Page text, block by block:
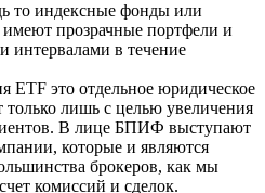
то индексные фонды или
прозрачные портфели и
интервалами в течение
ETF это отдельное юридическое
только лишь с целью увеличения
В лице БПИФ выступают
которые и являются
брокеров, как мы
комиссий и сделок.